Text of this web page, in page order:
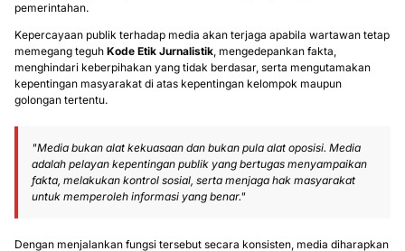
pemerintahan.
Kepercayaan publik terhadap media akan terjaga apabila wartawan tetap
memegang teguh Kode Etik Jurnalistik, mengedepankan fakta,
menghindari keberpihakan yang tidak berdasar, serta mengutamakan
kepentingan masyarakat di atas kepentingan kelompok maupun
golongan tertentu.
"Media bukan alat kekuasaan dan bukan pula alat oposisi. Media
adalah pelayan kepentingan publik yang bertugas menyampaikan
fakta, melakukan kontrol sosial, serta menjaga hak masyarakat
untuk memperoleh informasi yang benar."
Dengan menjalankan fungsi tersebut secara konsisten, media diharapkan